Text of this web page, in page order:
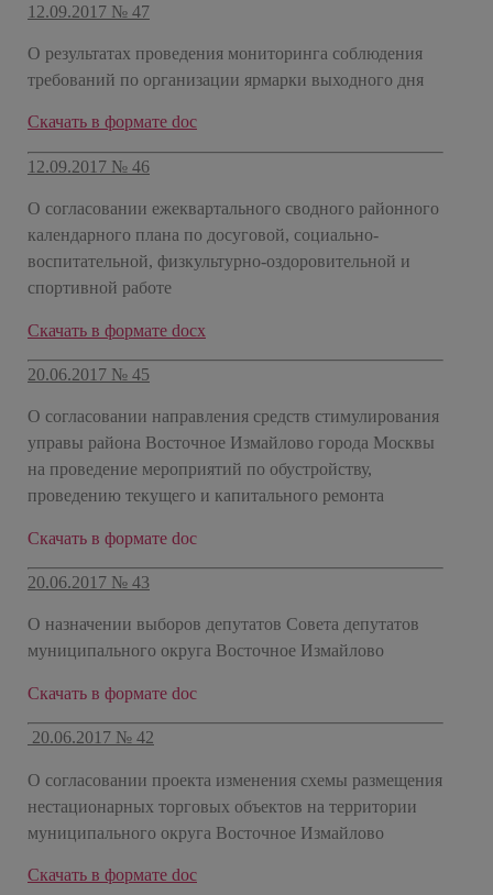
12.09.2017 № 47
О результатах проведения мониторинга соблюдения
требований по организации ярмарки выходного дня
Скачать в формате doc
12.09.2017 № 46
О согласовании ежеквартального сводного районного
календарного плана по досуговой, социально-
воспитательной, физкультурно-оздоровительной и
спортивной работе
Скачать в формате docx
20.06.2017 № 45
О согласовании направления средств стимулирования
управы района Восточное Измайлово города Москвы
на проведение мероприятий по обустройству,
проведению текущего и капитального ремонта
Скачать в формате doc
20.06.2017 № 43
О назначении выборов депутатов Совета депутатов
муниципального округа Восточное Измайлово
Скачать в формате doc
20.06.2017 № 42
О согласовании проекта изменения схемы размещения
нестационарных торговых объектов на территории
муниципального округа Восточное Измайлово
Скачать в формате doc